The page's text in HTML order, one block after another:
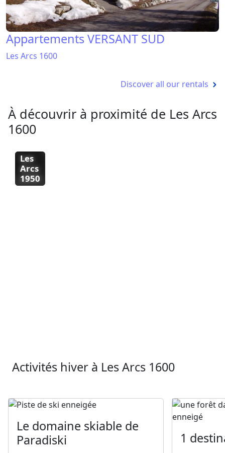
Appartements VERSANT SUD
Les Arcs 1600
Discover all our rentals
À découvrir à proximité de Les Arcs
1600
Les
Arcs
Les
Arcs
1800
Les
Arcs
2000
Les
Arcs
1950
Activités hiver à Les Arcs 1600
Le domaine skiable de
Paradiski
1